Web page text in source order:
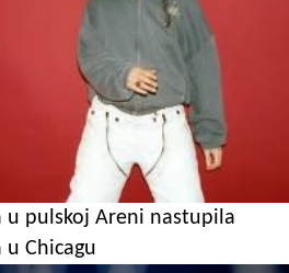
u pulskoj Areni nastupila
Chicagu